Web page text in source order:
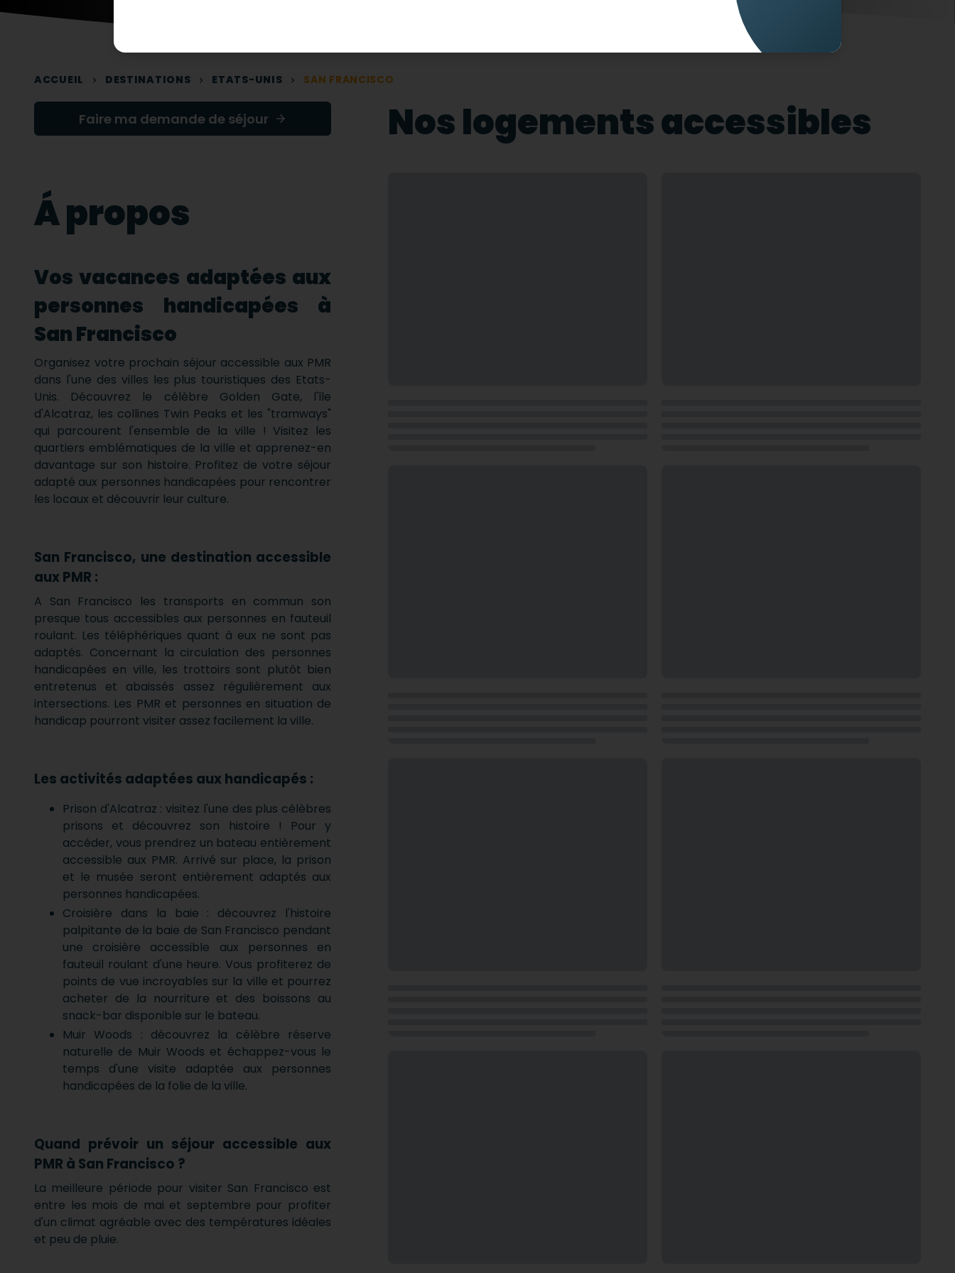
ACCUEIL DESTINATIONS ETATS-UNIS SAN FRANCISCO
Faire ma demande de séjour
Á propos
Vos vacances adaptées aux
personnes handicapées à
San Francisco
Organisez votre prochain séjour accessible aux PMR
dans l'une des villes les plus touristiques des Etats-
Unis. Découvrez le célèbre Golden Gate, l'île
d'Alcatraz, les collines Twin Peaks et les "tramways"
qui parcourent l'ensemble de la ville ! Visitez les
quartiers emblématiques de la ville et apprenez-en
davantage sur son histoire. Profitez de votre séjour
adapté aux personnes handicapées pour rencontrer
les locaux et découvrir leur culture.
San Francisco, une destination accessible
aux PMR :
A San Francisco les transports en commun son
presque tous accessibles aux personnes en fauteuil
roulant. Les téléphériques quant à eux ne sont pas
adaptés. Concernant la circulation des personnes
handicapées en ville, les trottoirs sont plutôt bien
entretenus et abaissés assez régulièrement aux
intersections. Les PMR et personnes en situation de
handicap pourront visiter assez facilement la ville.
Les activités adaptées aux handicapés :
Prison d'Alcatraz : visitez l'une des plus célèbres
prisons et découvrez son histoire ! Pour y
accéder, vous prendrez un bateau entièrement
accessible aux PMR. Arrivé sur place, la prison
et le musée seront entièrement adaptés aux
personnes handicapées.
Croisière dans la baie : découvrez l'histoire
palpitante de la baie de San Francisco pendant
une croisière accessible aux personnes en
fauteuil roulant d'une heure. Vous profiterez de
points de vue incroyables sur la ville et pourrez
acheter de la nourriture et des boissons au
snack-bar disponible sur le bateau.
Muir Woods : découvrez la célèbre réserve
naturelle de Muir Woods et échappez-vous le
temps d'une visite adaptée aux personnes
handicapées de la folie de la ville.
Quand prévoir un séjour accessible aux
PMR à San Francisco ?
La meilleure période pour visiter San Francisco est
entre les mois de mai et septembre pour profiter
d'un climat agréable avec des températures idéales
et peu de pluie.
Nos logements accessibles